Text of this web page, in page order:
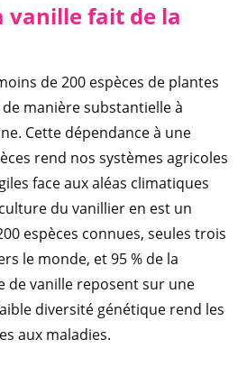
vanille fait de la
de 200 espèces de plantes
manière substantielle à
Cette dépendance à une
rend nos systèmes agricoles
face aux aléas climatiques
du vanillier en est un
espèces connues, seules trois
le monde, et 95 % de la
de vanille reposent sur une
diversité génétique rend les
aux maladies.